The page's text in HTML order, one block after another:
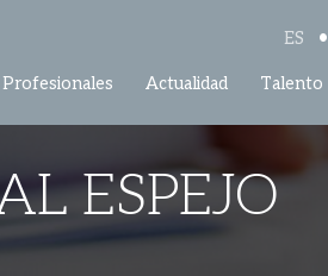
ES •
Profesionales Actualidad Talento
ESPEJO